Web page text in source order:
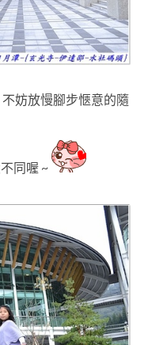
妨放慢腳步愜意的隨
同喔 ~